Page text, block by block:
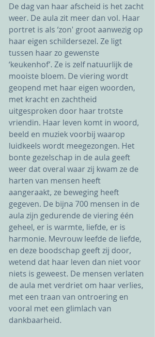
De dag van haar afscheid is het zacht
weer. De aula zit meer dan vol. Haar
portret is als ‘zon' groot aanwezig op
haar eigen schildersezel. Ze ligt
tussen haar zo gewenste
‘keukenhof’. Ze is zelf natuurlijk de
mooiste bloem. De viering wordt
geopend met haar eigen woorden,
met kracht en zachtheid
uitgesproken door haar trotste
vriendin. Haar leven komt in woord,
beeld en muziek voorbij waarop
luidkeels wordt meegezongen. Het
bonte gezelschap in de aula geeft
weer dat overal waar zij kwam ze de
harten van mensen heeft
aangeraakt, ze beweging heeft
gegeven. De bijna 700 mensen in de
aula zijn gedurende de viering één
geheel, er is warmte, liefde, er is
harmonie. Mevrouw leefde de liefde,
en deze boodschap geeft zij door,
wetend dat haar leven dan niet voor
niets is geweest. De mensen verlaten
de aula met verdriet om haar verlies,
met een traan van ontroering en
vooral met een glimlach van
dankbaarheid.